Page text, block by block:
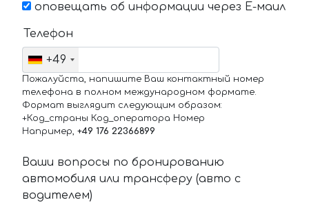
оповещать об информации через Е-маил
Телефон
+49
Пожалуйста, напишите Ваш контактный номер
телефона в полном международном формате.
Формат выглядит следующим образом:
+Код_страны Код_оператора Номер
Например, +49 176 22366899
Ваши вопросы по бронированию
автомобиля или трансферу (авто с
водителем)